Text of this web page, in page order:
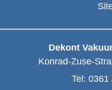
Dekont
Konrad-Zuse-
Tel: 0361